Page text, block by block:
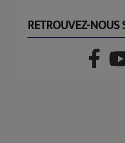
RETROUVEZ-NOUS